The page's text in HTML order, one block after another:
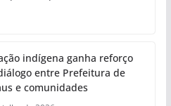
indígena ganha reforço
entre Prefeitura de
e comunidades